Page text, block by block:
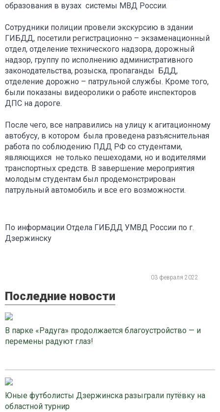
образования в вузах системы МВД России.
Сотрудники полиции провели экскурсию в здании
ГИБДД, посетили регистрационно – экзаменационный
отдел, отделение технического надзора, дорожный
надзор, группу по исполнению административного
законодательства, розыска, пропаганды БДД,
отделение дорожно – патрульной службы. Кроме того,
были показаны видеоролики о работе инспекторов
ДПС на дороге.
После чего, все направились на улицу к агитационному
автобусу, в котором была проведена разъяснительная
работа по соблюдению ПДД РФ со студентами,
являющихся не только пешеходами, но и водителями
транспортных средств. В завершение мероприятия
молодым студентам был продемонстрирован
патрульный автомобиль и все его возможности.
По информации Отдела ГИБДД УМВД России по г.
Дзержинску
03 февраля 2022
Последние новости
В парке «Радуга» продолжается благоустройство — и
перемены радуют глаз!
Юные футболисты Дзержинска разыграли путёвку на
областной турнир